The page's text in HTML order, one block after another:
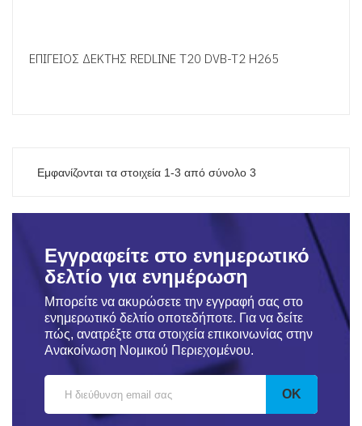
ΕΠΙΓΕΙΟΣ ΔΕΚΤΗΣ REDLINE T20 DVB-T2 H265
Εμφανίζονται τα στοιχεία 1-3 από σύνολο 3
Εγγραφείτε στο ενημερωτικό
δελτίο για ενημέρωση
Μπορείτε να ακυρώσετε την εγγραφή σας στο
ενημερωτικό δελτίο οποτεδήποτε. Για να δείτε
πώς, ανατρέξτε στα στοιχεία επικοινωνίας στην
Ανακοίνωση Νομικού Περιεχομένου.